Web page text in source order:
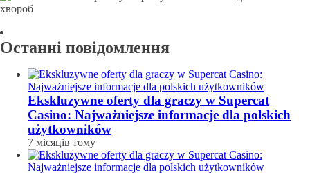
Останні повідомлення
Ekskluzywne oferty dla graczy w Supercat
Casino: Najważniejsze informacje dla polskich
użytkowników
7 місяців тому